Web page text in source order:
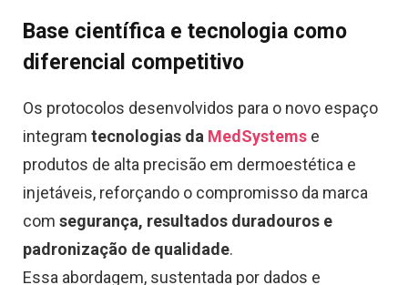
Base científica e tecnologia como
diferencial competitivo
Os protocolos desenvolvidos para o novo espaço
integram tecnologias da MedSystems e
produtos de alta precisão em dermoestética e
injetáveis, reforçando o compromisso da marca
com segurança, resultados duradouros e
padronização de qualidade.
Essa abordagem, sustentada por dados e